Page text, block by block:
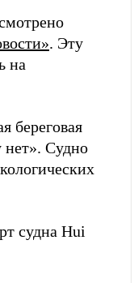
. Эту
на
береговая
нет». Судно
судна Hui